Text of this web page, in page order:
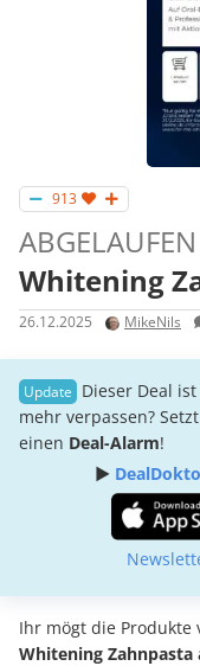
913
ABGELAUFEN
Whitening
26.12.2025 MikeNils
Dieser Deal
mehr verpassen?
einen Deal-Alarm!
►
Ihr mögt die
Whitening Zahnpasta